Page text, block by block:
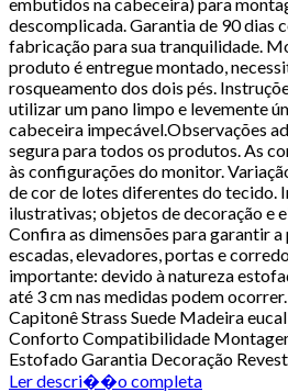
descomplicada. Garantia de 90 dias
fabricação para sua tranquilidade.
produto é entregue montado,
rosqueamento dos dois pés.
utilizar um pano limpo e levemente
cabeceira impecável.Observações
segura para todos os produtos. As
às configurações do monitor.
de cor de lotes diferentes do tecido.
ilustrativas; objetos de decoração e
Confira as dimensões para garantir
escadas, elevadores, portas e
importante: devido à natureza
até 3 cm nas medidas podem
Capitonê Strass Suede Madeira
Conforto Compatibilidade
Estofado Garantia Decoração
Ler descri��o completa